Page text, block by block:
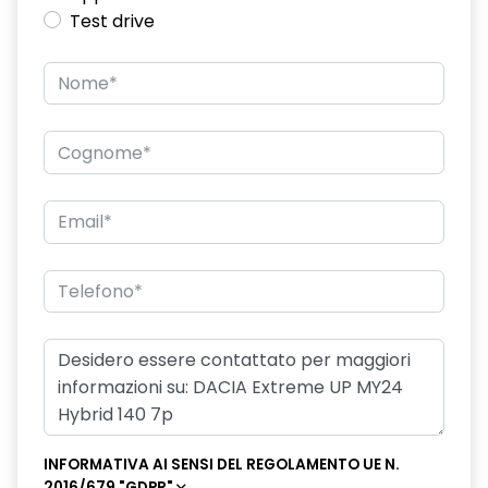
computer di bordo 7"
Console centrale alta
cruise control
Design cerchi in lega da 16'' Black
driver attention alert rilevatore stanchezza conducente
fari fendinebbia
fondo bagagliaio rimovibile
Test drive
INFORMATIVA AI SENSI DEL REGOLAMENTO UE N.